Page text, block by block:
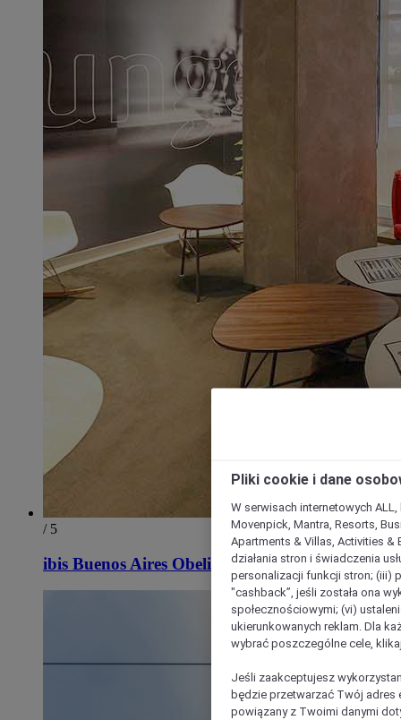
/ 5
ibis Buenos Aires Obelisco
Pliki cookie i dane
W serwisach internetowych
Movenpick, Mantra, Resorts,
Apartments & Villas, Activities &
działania stron i świadczenia
personalizacji funkcji stron; (iii)
"cashback”, jeśli została ona
społecznościowymi; (vi)
ukierunkowanych reklam. Dla
wybrać poszczególne cele,
Jeśli zaakceptujesz
będzie przetwarzać Twój adres
powiązany z Twoimi danymi